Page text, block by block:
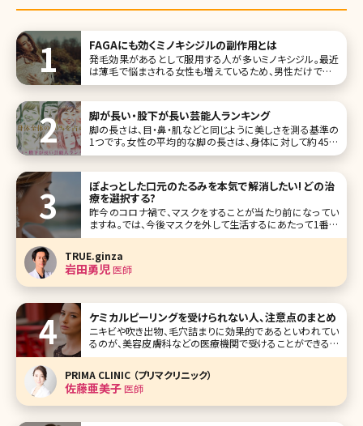
FAGAにも効くミノキシジルの副作用とは
発毛効果があるとして服用する人が多いミノキシジル。最近
は薄毛で悩まされる女性も増えているため、男性だけでなく
女性でも服用する人が増えているんだそうです。ただ、ミノキ
も聞かれます。 ここでは、ミノキシジルについての基本情報と
気になる副作用について
脚が長い・股下が長い芸能人ランキング
脚の長さは、目・鼻・肌などと同じように美しさを測る基準の
1つです。女性の平均的な脚の長さは、身体に対して約45％
が平均値。例えば、身長160cmの場合、股下が72cmあれば
見え、短ければ胴が長く見えます。 少しでも長く見えるために
は脚を細
ぽよっとした口元のたるみを本気で解消したい! どの治
療を選択する?
昨今のコロナ禍で、マスクをすることが当たり前になってい
ますね。では、今後マスクを外して生活するにあたって1番気
になるのは目の下からフェイスラインまでの中顔面及び下
まれている方が多いです。ダイエットで改善すると思っても効
果がなかったり、そればかり
TRUE.ginza
岩田勇児医師
ケミカルピーリングを受けられない人、注意点のまとめ
ニキビや吹き出物、毛穴詰まりに効果的であるといわれてい
るのが、美容皮膚科などの医療機関で受けることができるケ
ミカルピーリングです。ケミカルピーリングは表皮に溜まって
いる古い角質を薬品の力を借りて軟らかくし、無理なく剥が
すという方法であるため、適切に行うことによりお肌のター
ンオーバー周期を正常化さ
PRIMA CLINIC （プリマクリニック）
佐藤亜美子医師